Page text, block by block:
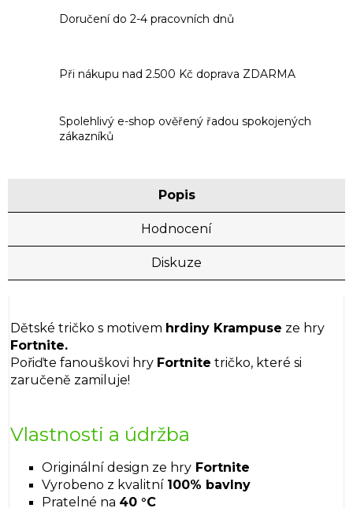
Doručení do 2-4 pracovních dnů
Při nákupu nad 2.500 Kč doprava ZDARMA
Spolehlivý e-shop ověřený řadou spokojených
zákazníků
Popis
Hodnocení
Diskuze
Dětské tričko s motivem hrdiny Krampuse ze hry
Fortnite.
Pořiďte fanouškovi hry Fortnite tričko, které si
zaručeně zamiluje!
Vlastnosti a údržba
Originální design ze hry Fortnite
Vyrobeno z kvalitní 100% bavlny
Pratelné na 40 °C